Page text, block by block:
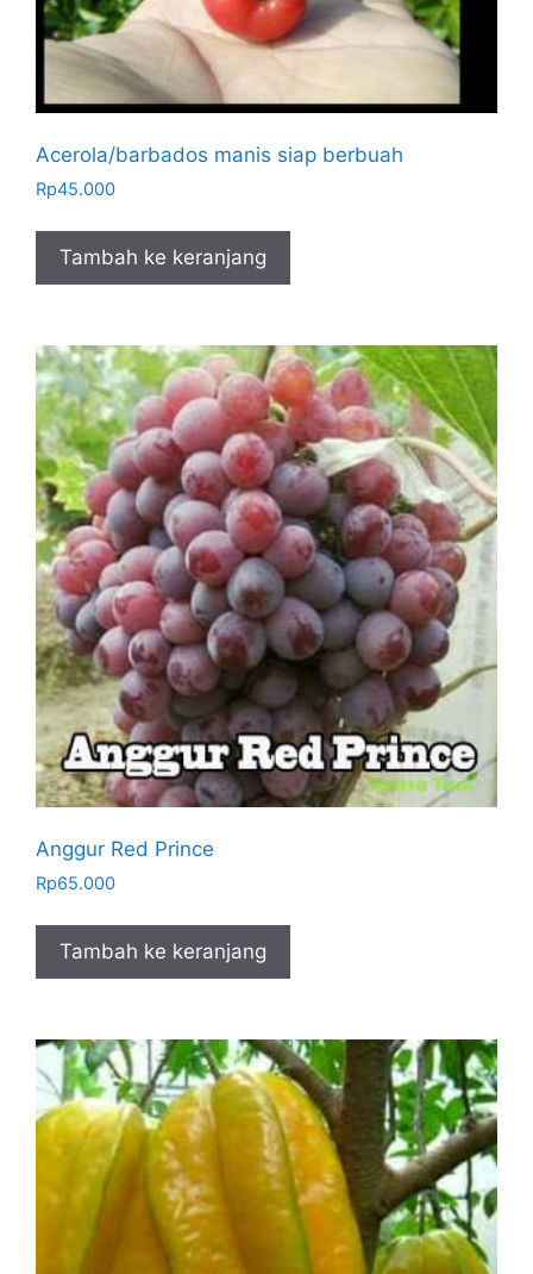
Acerola/barbados manis siap berbuah
Rp45.000
Tambah ke keranjang
Anggur Red Prince
Rp65.000
Tambah ke keranjang